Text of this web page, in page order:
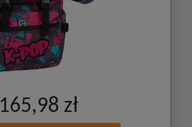
165,98 zł